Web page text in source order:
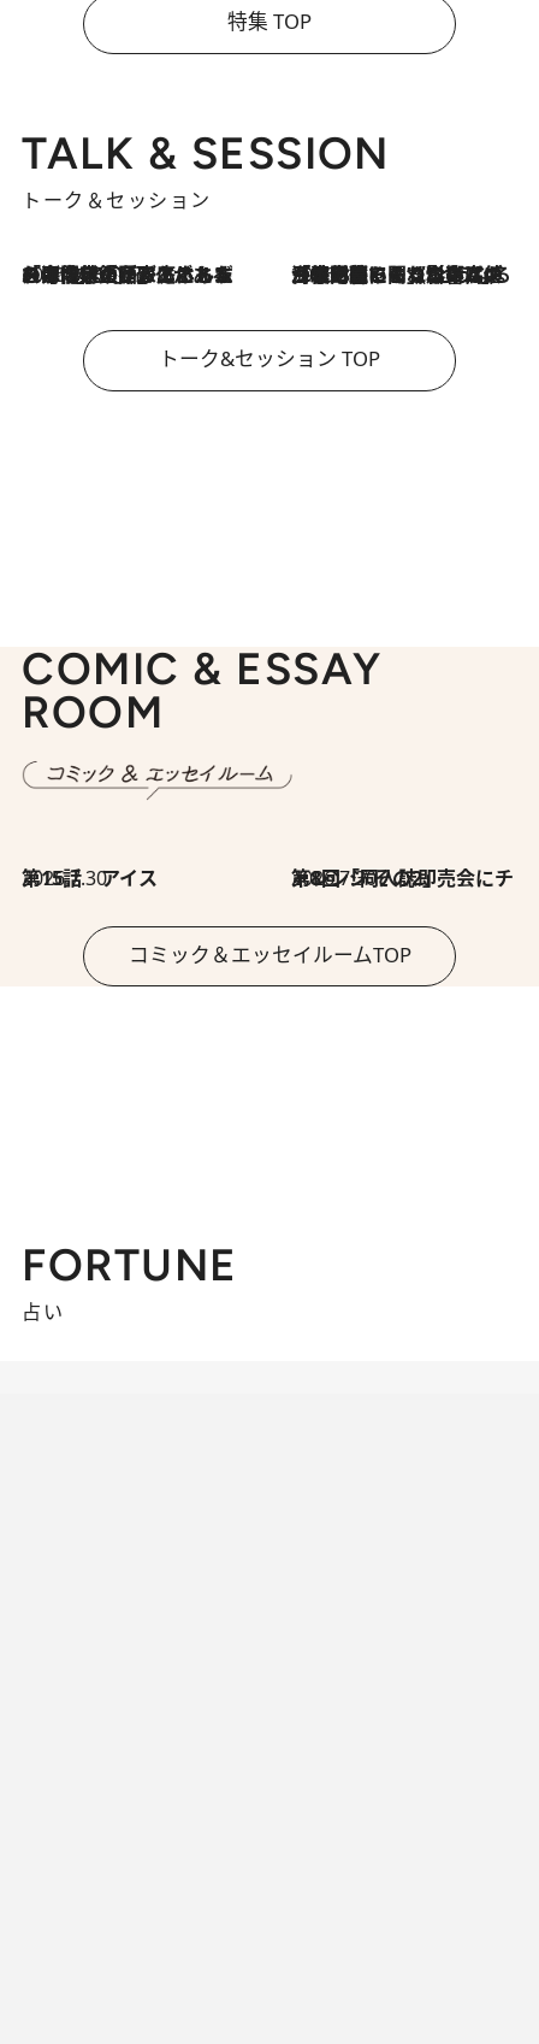
特集 TOP
TALK & SESSION
トーク＆セッション
2026.8.3
「今後値上げがあるとすれば…」「リスクがあるのは今年の冬」エネルギー専門家が語る、ホルムズ海峡封鎖が家庭にもたらす“ある心配” 2026.8.3
「住宅建てられない…」「サーチャージ料の高値が続いている」ホルムズ海峡封鎖による影響はいつまで続く？《エネルギー専門家に聞く“どうなる日本の暮らし”》
トーク&セッション TOP
COMIC & ESSAY
ROOM
2026.7.30
第15話 アイス 2026.7.30
第8回「同人誌即売会にチャレンジ その2」
コミック＆エッセイルームTOP
FORTUNE
占い